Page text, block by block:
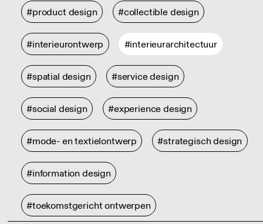
#product design #collectible design
#interieurontwerp #interieurarchitectuur
#spatial design #service design
#social design #experience design
#mode- en textielontwerp #strategisch design
#information design
#toekomstgericht ontwerpen